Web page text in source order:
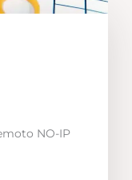
NO-IP